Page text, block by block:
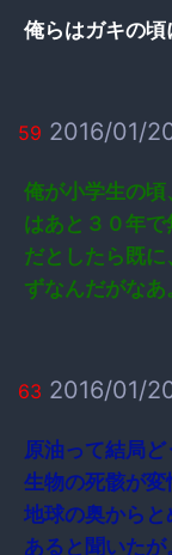
俺らはガキの頃
59 2016/01/
俺が小学生の
はあと３０年で
だとしたら既
ずなんだがなあ
63 2016/01/
原油って結局
生物の死骸が変
地球の奥から
あると聞いたが